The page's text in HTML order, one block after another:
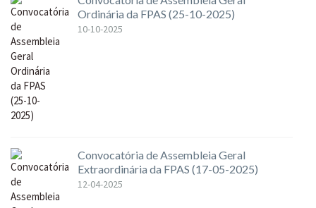
Ordinária da FPAS (25-10-2025)
10-10-2025
Convocatória de Assembleia Geral
Extraordinária da FPAS (17-05-2025)
12-04-2025